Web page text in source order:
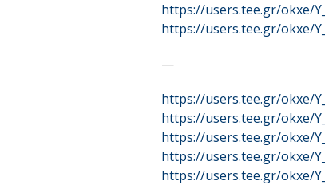
https://users.tee.gr/okxe/
https://users.tee.gr/okxe/
—
https://users.tee.gr/okxe/
https://users.tee.gr/okxe/
https://users.tee.gr/okxe/
https://users.tee.gr/okxe/
https://users.tee.gr/okxe/